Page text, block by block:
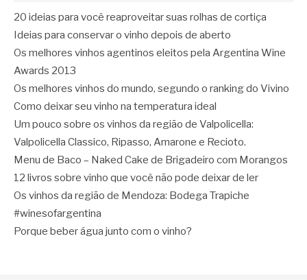
20 ideias para você reaproveitar suas rolhas de cortiça
Ideias para conservar o vinho depois de aberto
Os melhores vinhos agentinos eleitos pela Argentina Wine
Awards 2013
Os melhores vinhos do mundo, segundo o ranking do Vivino
Como deixar seu vinho na temperatura ideal
Um pouco sobre os vinhos da região de Valpolicella:
Valpolicella Classico, Ripasso, Amarone e Recioto.
Menu de Baco – Naked Cake de Brigadeiro com Morangos
12 livros sobre vinho que você não pode deixar de ler
Os vinhos da região de Mendoza: Bodega Trapiche
#winesofargentina
Porque beber água junto com o vinho?